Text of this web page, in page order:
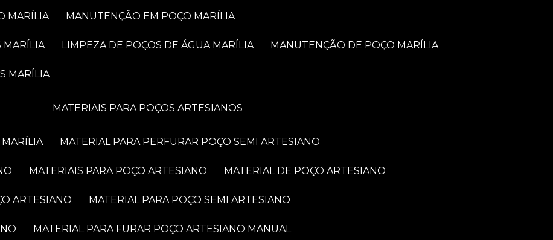
MARÍLIA MANUTENÇÃO EM POÇO MARÍLIA
MARÍLIA LIMPEZA DE POÇOS DE ÁGUA MARÍLIA MANUTENÇÃO DE POÇO MARÍLIA
MARÍLIA
MATERIAIS PARA POÇOS ARTESIANOS
MARÍLIA MATERIAL PARA PERFURAR POÇO SEMI ARTESIANO
MATERIAIS PARA POÇO ARTESIANO MATERIAL DE POÇO ARTESIANO
ARTESIANO MATERIAL PARA POÇO SEMI ARTESIANO
MATERIAL PARA FURAR POÇO ARTESIANO MANUAL